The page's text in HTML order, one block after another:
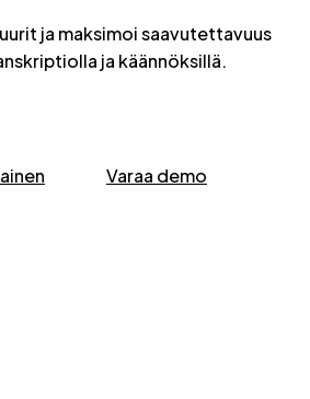
ja maksimoi saavutettavuus
ja käännöksillä.
Varaa demo